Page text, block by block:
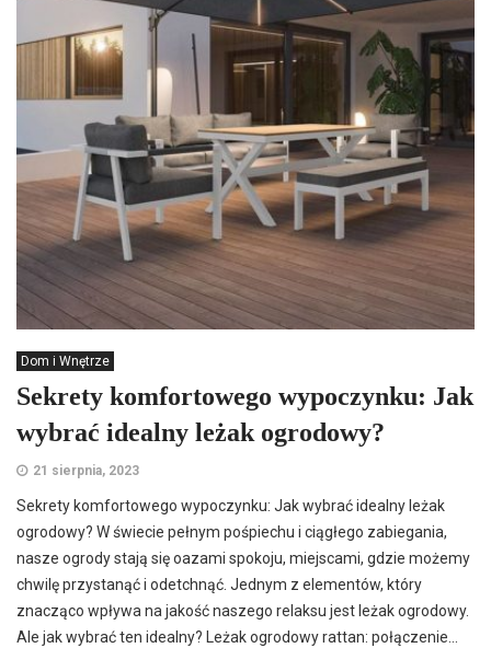
Dom i Wnętrze
Sekrety komfortowego wypoczynku: Jak
wybrać idealny leżak ogrodowy?
21 sierpnia, 2023
Sekrety komfortowego wypoczynku: Jak wybrać idealny leżak
ogrodowy? W świecie pełnym pośpiechu i ciągłego zabiegania,
nasze ogrody stają się oazami spokoju, miejscami, gdzie możemy
chwilę przystanąć i odetchnąć. Jednym z elementów, który
znacząco wpływa na jakość naszego relaksu jest leżak ogrodowy.
Ale jak wybrać ten idealny? Leżak ogrodowy rattan: połączenie...